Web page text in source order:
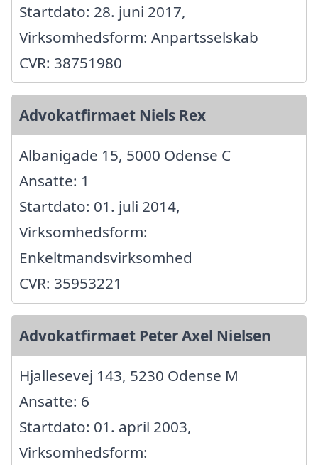
Startdato: 28. juni 2017,
Virksomhedsform: Anpartsselskab
CVR: 38751980
Advokatfirmaet Niels Rex
Albanigade 15, 5000 Odense C
Ansatte: 1
Startdato: 01. juli 2014,
Virksomhedsform:
Enkeltmandsvirksomhed
CVR: 35953221
Advokatfirmaet Peter Axel Nielsen
Hjallesevej 143, 5230 Odense M
Ansatte: 6
Startdato: 01. april 2003,
Virksomhedsform: